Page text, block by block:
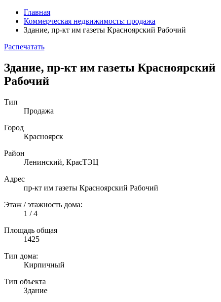
Главная
Коммерческая недвижимость: продажа
Здание, пр-кт им газеты Красноярский Рабочий
Распечатать
Здание, пр-кт им газеты Красноярский
Рабочий
Тип
Продажа
Город
Красноярск
Район
Ленинский, КрасТЭЦ
Адрес
пр-кт им газеты Красноярский Рабочий
Этаж / этажность дома:
1 / 4
Площадь общая
1425
Тип дома:
Кирпичный
Тип объекта
Здание